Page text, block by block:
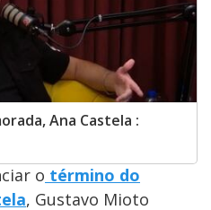
Ana Castela :
o término do
, Gustavo Mioto